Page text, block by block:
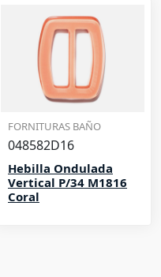
FORNITURAS BAÑO
048582D16
Hebilla Ondulada
Vertical P/34 M1816
Coral